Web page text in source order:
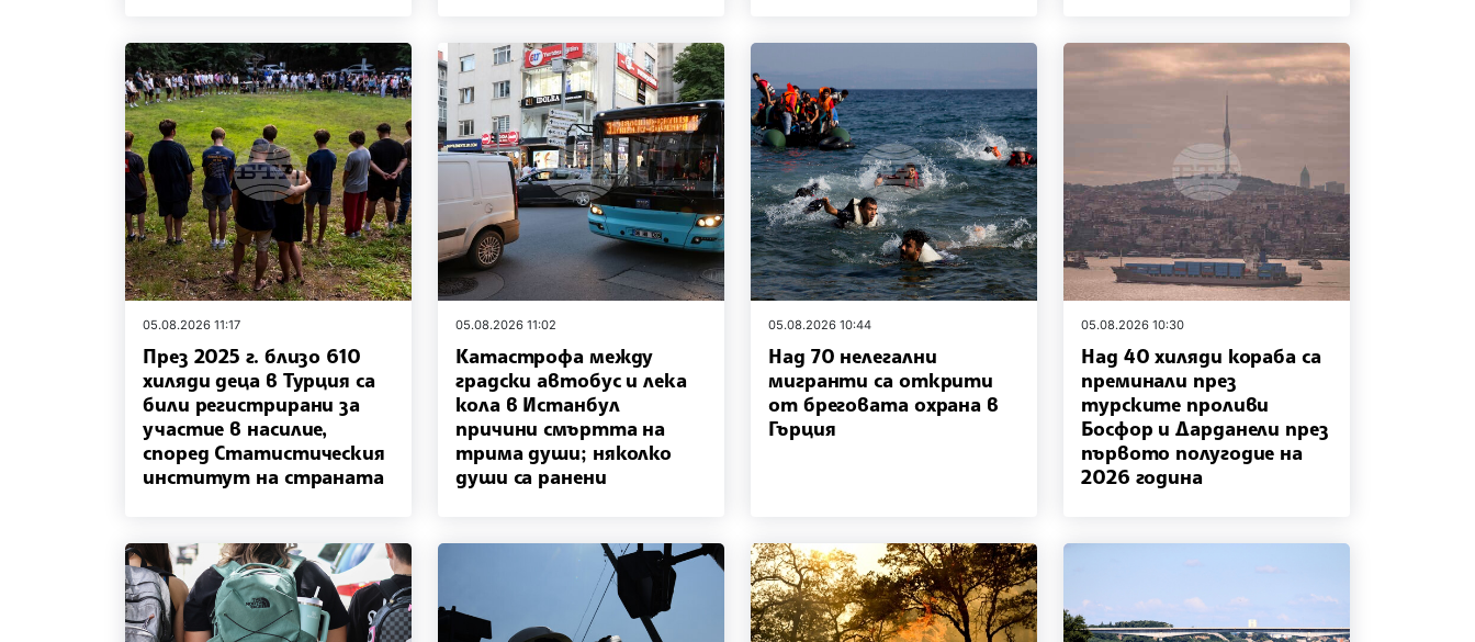
05.08.2026 11:17
През 2025 г. близо 610
хиляди деца в Турция са
били регистрирани за
участие в насилие,
според Статистическия
институт на страната
05.08.2026 11:02
Катастрофа между
градски автобус и лека
кола в Истанбул
причини смъртта на
трима души; няколко
души са ранени
05.08.2026 10:44
Над 70 нелегални
мигранти са открити
от бреговата охрана в
Гърция
05.08.2026 10:30
Над 40 хиляди кораба са
преминали през
турските проливи
Босфор и Дарданели през
първото полугодие на
2026 година